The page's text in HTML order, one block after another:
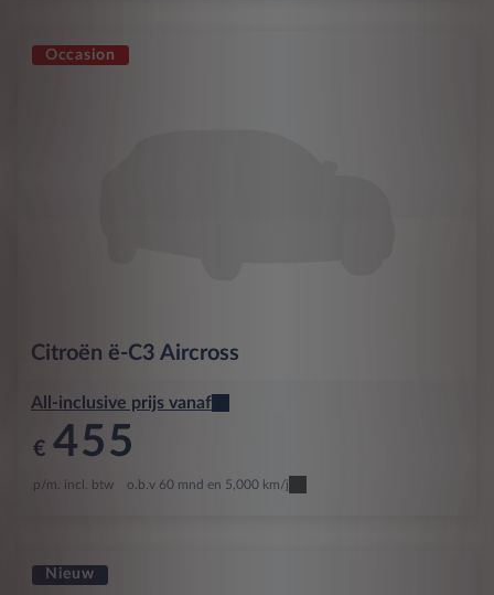
Occasion
Citroën ë-C3 Aircross
All-inclusive prijs vanaf
€ 455
p/m. incl. btw o.b.v 60 mnd en 5,000 km/j
Nieuw